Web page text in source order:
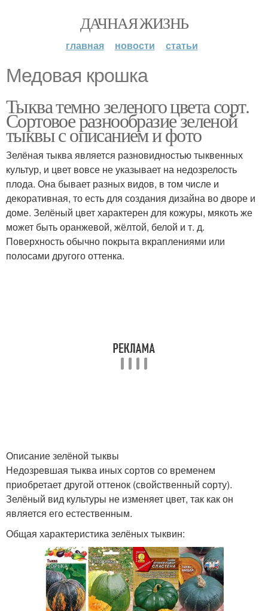
ДАЧНАЯ ЖИЗНЬ
главная новости статьи
Медовая крошка
Тыква темно зеленого цвета сорт.
Сортовое разнообразие зеленой
тыквы с описанием и фото
Зелёная тыква является разновидностью тыквенных
культур, и цвет вовсе не указывает на недозрелость
плода. Она бывает разных видов, в том числе и
декоративная, то есть для создания дизайна во дворе и
доме. Зелёный цвет характерен для кожуры, мякоть же
может быть оранжевой, жёлтой, белой и т. д.
Поверхность обычно покрыта вкраплениями или
полосами другого оттенка.
Описание зелёной тыквы
Недозревшая тыква иных сортов со временем
приобретает другой оттенок (свойственный сорту).
Зелёный вид культуры не изменяет цвет, так как он
является его естественным.
Общая характеристика зелёных тыквин: